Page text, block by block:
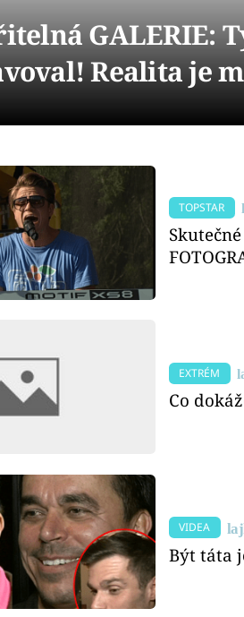
GALERIE:
Realita je
TOPSTAR
EXTRÉM
Co
VIDEA
Být táta